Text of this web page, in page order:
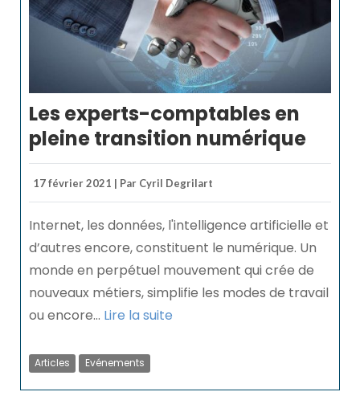
Les experts-comptables en
pleine transition numérique
17 février 2021 | Par Cyril Degrilart
Internet, les données, l'intelligence artificielle et
d’autres encore, constituent le numérique. Un
monde en perpétuel mouvement qui crée de
nouveaux métiers, simplifie les modes de travail
ou encore... Lire la suite
Articles Evénements